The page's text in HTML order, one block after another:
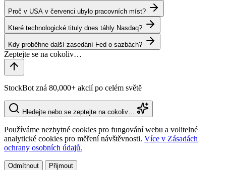
Proč v USA v červenci ubylo pracovních míst?
Které technologické tituly dnes táhly Nasdaq?
Kdy proběhne další zasedání Fed o sazbách?
StockBot zná 80,000+ akcií po celém světě
Hledejte nebo se zeptejte na cokoliv…
Používáme nezbytné cookies pro fungování webu a volitelné
analytické cookies pro měření návštěvnosti. Více v Zásadách
ochrany osobních údajů.
Odmítnout Přijmout